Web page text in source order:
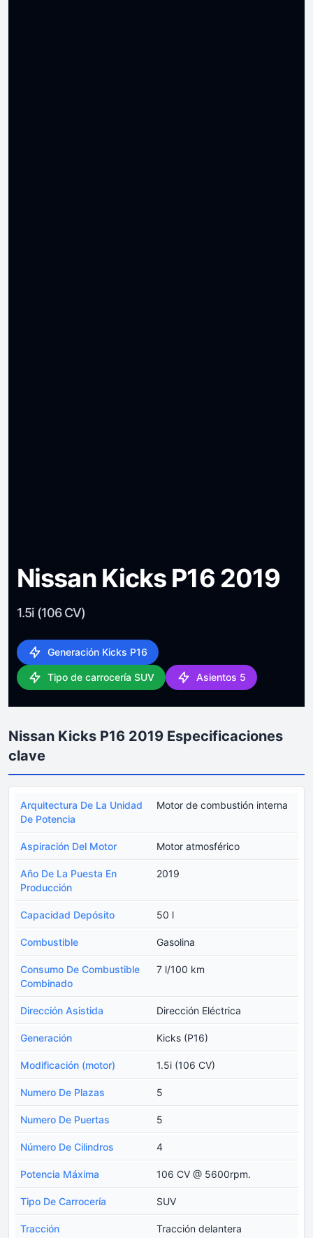
Nissan Kicks P16 2019
1.5i (106 CV)
Generación Kicks P16
Tipo de carrocería SUV Asientos 5
Nissan Kicks P16 2019 Especificaciones
clave
Arquitectura De La Unidad
De Potencia
Motor de combustión interna
Aspiración Del Motor Motor atmosférico
Año De La Puesta En
Producción
2019
Capacidad Depósito 50 l
Combustible Gasolina
Consumo De Combustible
Combinado
7 l/100 km
Dirección Asistida Dirección Eléctrica
Generación Kicks (P16)
Modificación (motor) 1.5i (106 CV)
Numero De Plazas 5
Numero De Puertas 5
Número De Cilindros 4
Potencia Máxima 106 CV @ 5600rpm.
Tipo De Carrocería SUV
Tracción Tracción delantera